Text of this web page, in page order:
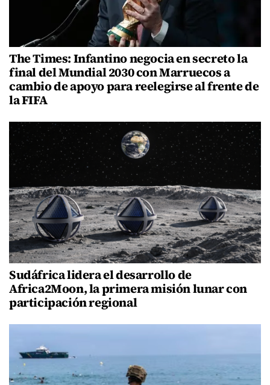
The Times: Infantino negocia en secreto la
final del Mundial 2030 con Marruecos a
cambio de apoyo para reelegirse al frente de
la FIFA
Sudáfrica lidera el desarrollo de
Africa2Moon, la primera misión lunar con
participación regional